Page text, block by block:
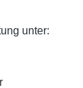
unter: